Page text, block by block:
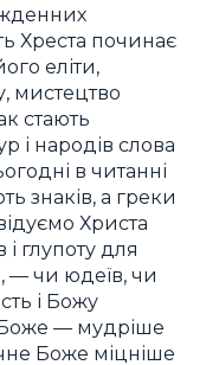
Хреста починає
еліти,
мистецтво
стають
і народів слова
в читанні
знаків, а греки
Христа
глупоту для
— чи юдеїв, чи
і Божу
Боже — мудріше
Боже міцніше